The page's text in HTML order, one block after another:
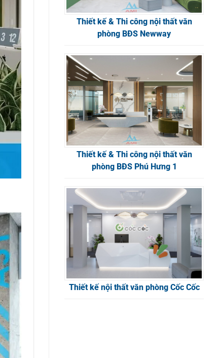
Thiết kế & Thi công nội thất văn
phòng BĐS Newway
Thiết kế & Thi công nội thất văn
phòng BĐS Phú Hưng 1
Thiết kế nội thất văn phòng Cốc Cốc